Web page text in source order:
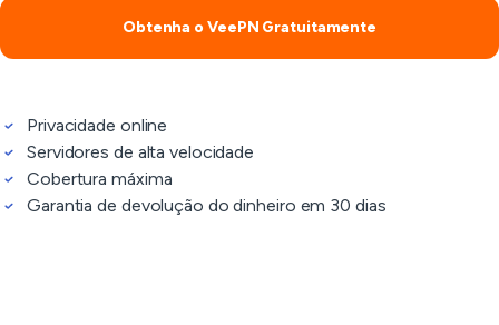
Obtenha o VeePN Gratuitamente
Privacidade online
Servidores de alta velocidade
Cobertura máxima
Garantia de devolução do dinheiro em 30 dias